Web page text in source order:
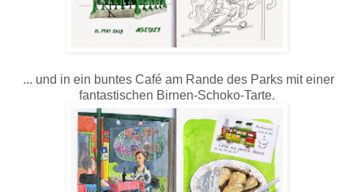
... und in ein buntes Café am Rande des Parks mit einer
fantastischen Birnen-Schoko-Tarte.